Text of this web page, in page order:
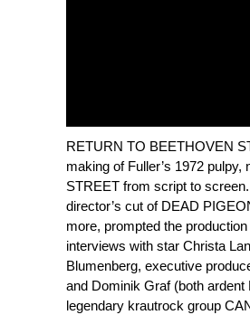
RETURN TO BEETHOVEN
making of Fuller’s 1972
STREET from script to
director’s cut of DEAD
more, prompted the
interviews with star Christa
Blumenberg, executive
and Dominik Graf (both
legendary krautrock group